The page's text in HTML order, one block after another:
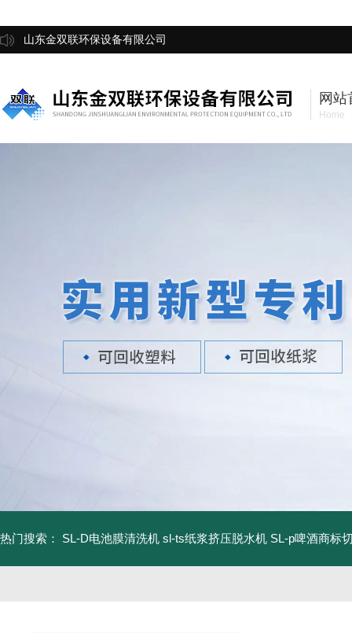
山东金双联环保设备有限公司
网站
Home
热门搜索： SL-D电池膜清洗机 sl-ts纸浆挤压脱水机 SL-p啤酒商标